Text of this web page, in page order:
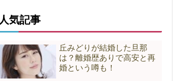
人気記事
丘みどりが結婚した旦那
は？離婚歴ありで高安と再
婚という噂も！